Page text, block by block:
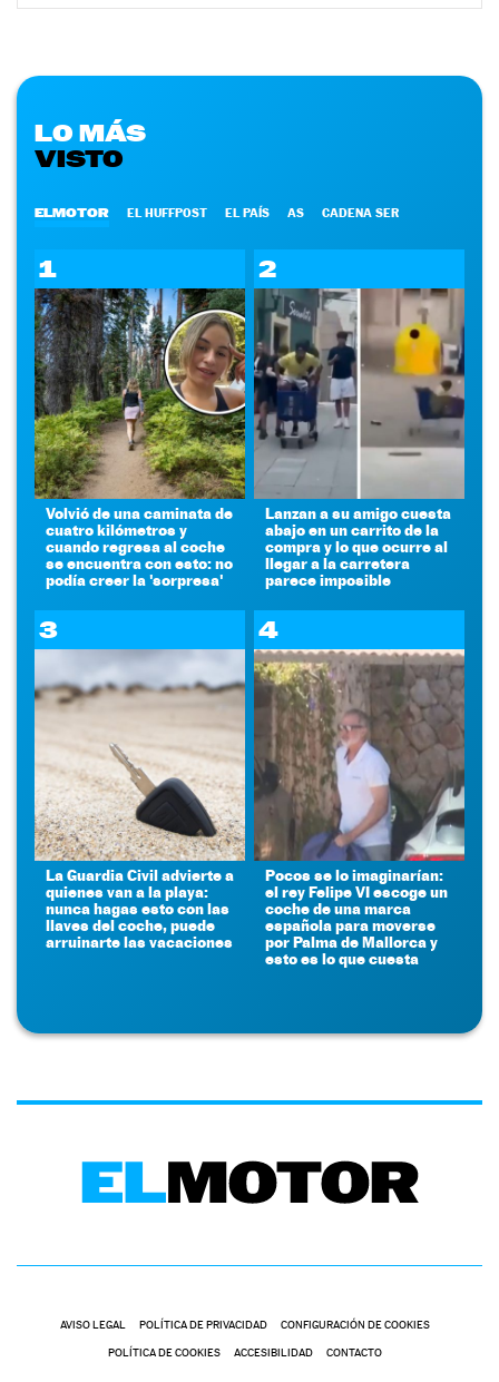
LO MÁS
VISTO
ELMOTOR EL HUFFPOST EL PAÍS AS CADENA SER
1
Volvió de una caminata de
cuatro kilómetros y
cuando regresa al coche
se encuentra con esto: no
podía creer la 'sorpresa'
2
Lanzan a su amigo cuesta
abajo en un carrito de la
compra y lo que ocurre al
llegar a la carretera
parece imposible
3
La Guardia Civil advierte a
quienes van a la playa:
nunca hagas esto con las
llaves del coche, puede
arruinarte las vacaciones
4
Pocos se lo imaginarían:
el rey Felipe VI escoge un
coche de una marca
española para moverse
por Palma de Mallorca y
esto es lo que cuesta
AVISO LEGAL POLÍTICA DE PRIVACIDAD CONFIGURACIÓN DE COOKIES
POLÍTICA DE COOKIES ACCESIBILIDAD CONTACTO